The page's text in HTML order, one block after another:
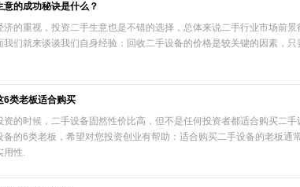
的成功秘诀是什么？
济的重视，投资二手生意也是不错的选择，总体来说二手行业市场前
我们就来谈谈我们自身经验：回收二手设备的价格是较关键的因素，
6类老板适合购买
资的时候，二手设备固然性价比高，但不是任何投资者都适合购买二
备的6类老板，希望对您投资创业有帮助：适合购买二手设备的老板通
用性.